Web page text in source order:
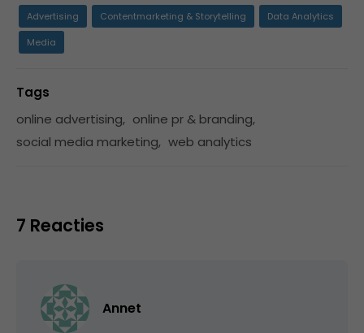
Advertising Contentmarketing & Storytelling
Data Analytics
Media
Tags
online advertising, online pr & branding,
social media marketing, web analytics
7 Reacties
Annet